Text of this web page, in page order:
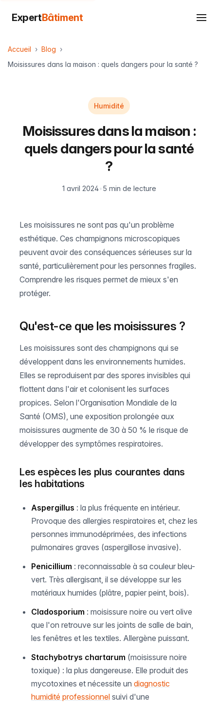
ExpertBâtiment
Accueil
Blog
Moisissures dans la maison : quels dangers pour la santé ?
Humidité
Moisissures dans la maison :
quels dangers pour la santé
?
1 avril 2024•5 min de lecture
Les moisissures ne sont pas qu'un problème
esthétique. Ces champignons microscopiques
peuvent avoir des conséquences sérieuses sur la
santé, particulièrement pour les personnes fragiles.
Comprendre les risques permet de mieux s'en
protéger.
Qu'est-ce que les moisissures ?
Les moisissures sont des champignons qui se
développent dans les environnements humides.
Elles se reproduisent par des spores invisibles qui
flottent dans l'air et colonisent les surfaces
propices. Selon l'Organisation Mondiale de la
Santé (OMS), une exposition prolongée aux
moisissures augmente de 30 à 50 % le risque de
développer des symptômes respiratoires.
Les espèces les plus courantes dans
les habitations
Aspergillus : la plus fréquente en intérieur.
Provoque des allergies respiratoires et, chez les
personnes immunodéprimées, des infections
pulmonaires graves (aspergillose invasive).
Penicillium : reconnaissable à sa couleur bleu-
vert. Très allergisant, il se développe sur les
matériaux humides (plâtre, papier peint, bois).
Cladosporium : moisissure noire ou vert olive
que l'on retrouve sur les joints de salle de bain,
les fenêtres et les textiles. Allergène puissant.
Stachybotrys chartarum (moisissure noire
toxique) : la plus dangereuse. Elle produit des
mycotoxines et nécessite un diagnostic
humidité professionnel suivi d'une